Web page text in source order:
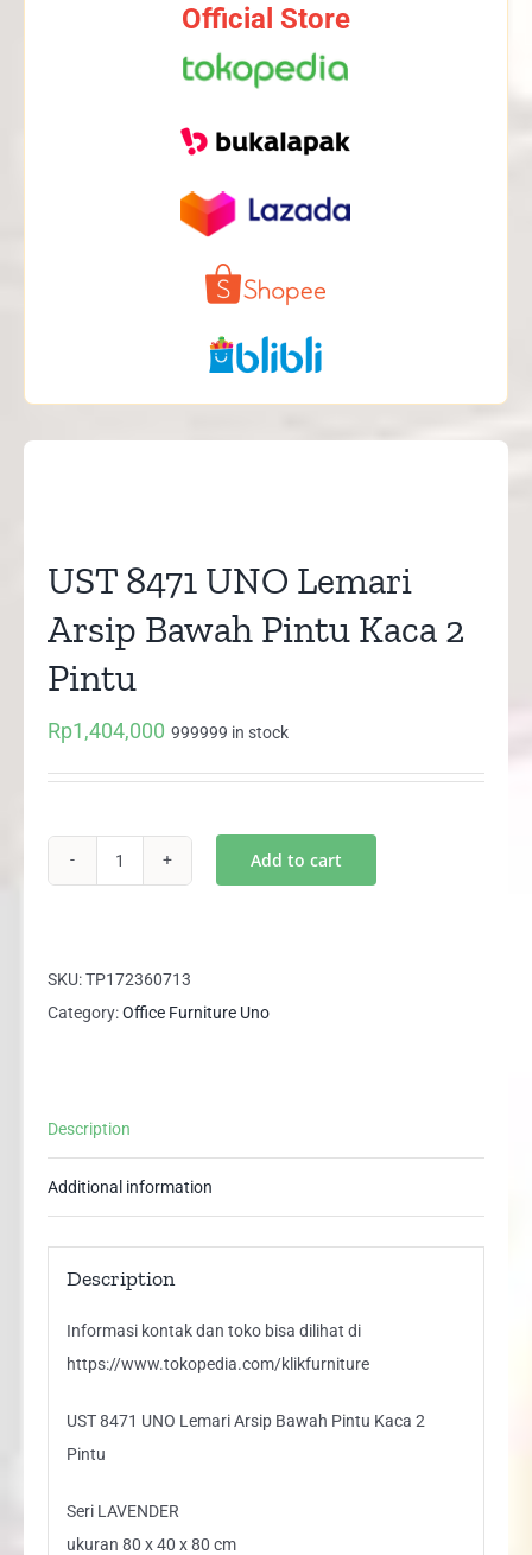
Official Store
UST 8471 UNO Lemari
Arsip Bawah Pintu Kaca 2
Pintu
Rp1,404,000 999999 in stock
Lemari
Arsip
2
Add to cart
SKU:TP172360713
Category:Office Furniture Uno
Description
Additional information
Description
Informasi kontak dan toko bisa dilihat di
https://www.tokopedia.com/klikfurniture
UST 8471 UNO Lemari Arsip Bawah Pintu Kaca 2
Pintu
Seri LAVENDER
ukuran 80 x 40 x 80 cm